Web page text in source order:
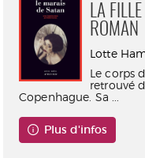
LA
ROMAN
Lotte
Le corps
retrouvé
Copenhague. Sa ...
Plus d'infos